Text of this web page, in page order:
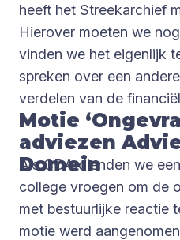
heeft het Streekarchief
Hierover moeten we
vinden we het eigenlijk
spreken over een
verdelen van de
Motie
adviezen
Domein
Als CDA dienden we
college vroegen om de
met bestuurlijke reactie
motie werd